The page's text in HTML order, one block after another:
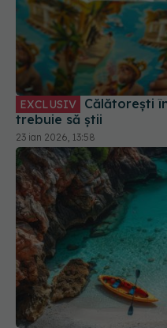
EXCLUSIV
trebuie să știi
23 ian 2026, 13:58